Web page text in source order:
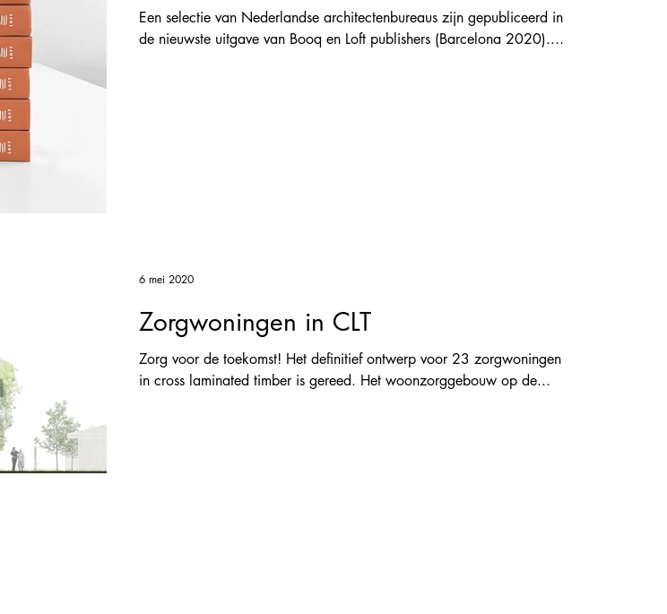
Een selectie van Nederlandse architectenbureaus zijn gepubliceerd in
de nieuwste uitgave van Booq en Loft publishers (Barcelona 2020)....
Zorgwoningen in CLT
Zorg voor de toekomst! Het definitief ontwerp voor 23 zorgwoningen
in cross laminated timber is gereed. Het woonzorggebouw op de...
6 mei 2020